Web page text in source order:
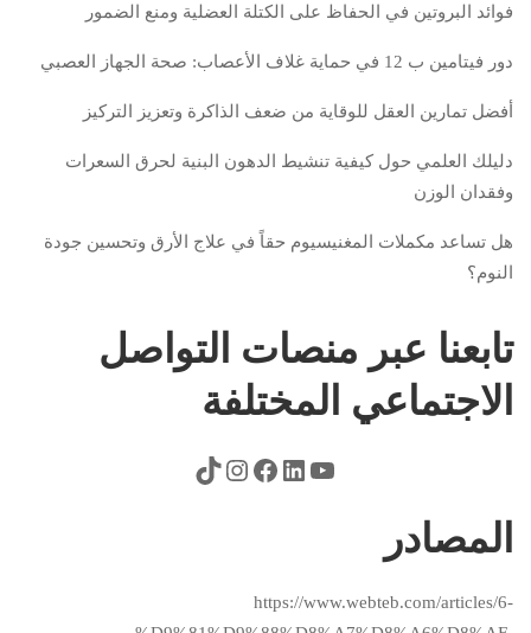
فوائد البروتين في الحفاظ على الكتلة العضلية ومنع الضمور
دور فيتامين ب 12 في حماية غلاف الأعصاب: صحة الجهاز العصبي
أفضل تمارين العقل للوقاية من ضعف الذاكرة وتعزيز التركيز
دليلك العلمي حول كيفية تنشيط الدهون البنية لحرق السعرات
وفقدان الوزن
هل تساعد مكملات المغنيسيوم حقاً في علاج الأرق وتحسين جودة
النوم؟
تابعنا عبر منصات التواصل
الاجتماعي المختلفة
المصادر
https://www.webteb.com/articles/6-